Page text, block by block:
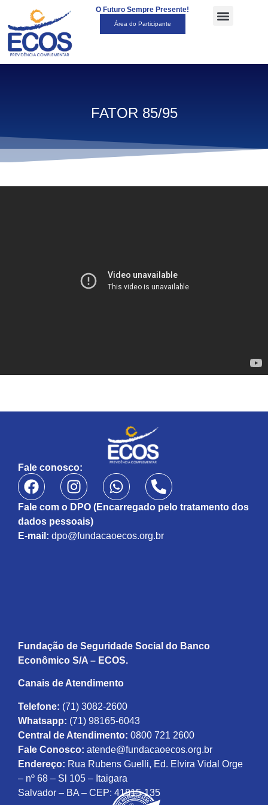
O Futuro Sempre Presente!
Área do Participante
FATOR 85/95
Fale conosco:
Fale com o DPO (Encarregado pelo tratamento dos
dados pessoais)
E-mail: dpo@fundacaoecos.org.br
Fundação de Seguridade Social do Banco
Econômico S/A – ECOS.
Canais de Atendimento
Telefone: (71) 3082-2600
Whatsapp: (71) 98165-6043
Central de Atendimento: 0800 721 2600
Fale Conosco: atende@fundacaoecos.org.br
Endereço: Rua Rubens Guelli, Ed. Elvira Vidal Orge
– nº 68 – Sl 105 – Itaigara
Salvador – BA – CEP: 41815-135